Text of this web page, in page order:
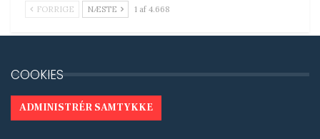
FORRIGE NÆSTE 1 af 4.668
COOKIES
ADMINISTRÉR SAMTYKKE